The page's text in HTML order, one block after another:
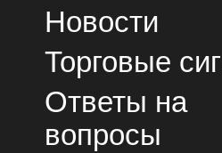
Новости
Торговые
Ответы на
вопросы